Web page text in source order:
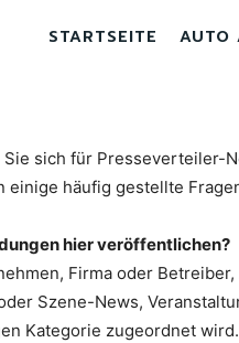
STARTSEITE AUTO
sich für Presseverteiler-
einige häufig gestellte
hier veröffentlichen?
Firma oder
Szene-News,
Kategorie zugeordnet wird.